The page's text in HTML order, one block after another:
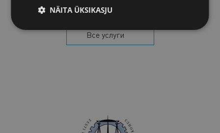
Все услуги
NÄITA ÜKSIKASJU